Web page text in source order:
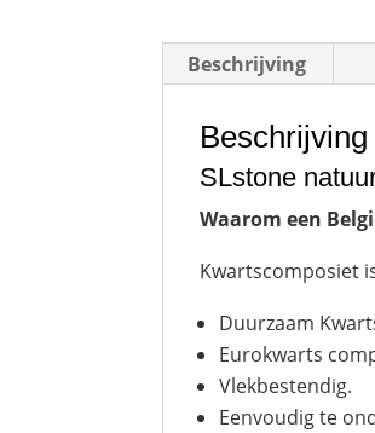
Beschrijving
Beschrijving
SLstone
Waarom een
Kwartscomposiet
Duurzaam
Eurokwarts
Vlekbestendig.
Eenvoudig te